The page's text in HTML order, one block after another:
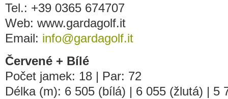
Tel.: +39 0365 674707
Web: www.gardagolf.it
Email: info@gardagolf.it
Červené + Bílé
Počet jamek: 18 | Par: 72
Délka (m): 6 505 (bílá) | 6 055 (žlutá) | 5